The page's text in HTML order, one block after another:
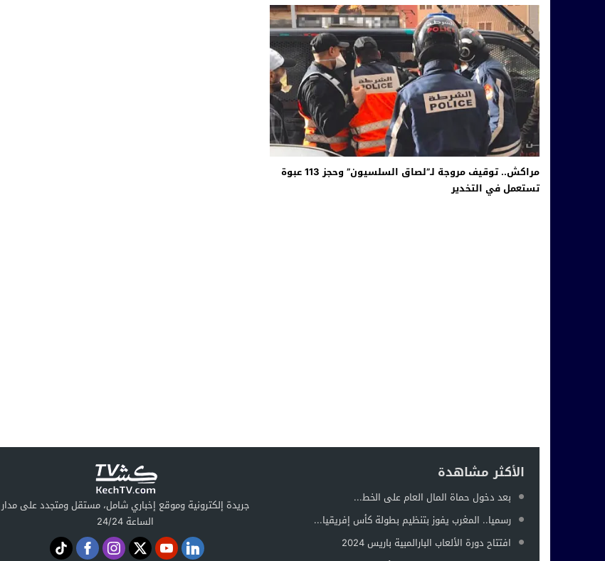
مراكش.. توقيف مروجة لـ”لصاق السلسيون” وحجز 113 عبوة
تستعمل في التخدير
الأكثر مشاهدة
بعد دخول حماة المال العام على الخط...
رسميا.. المغرب يفوز بتنظيم بطولة كأس إفريقيا...
افتتاح دورة الألعاب البارالمبية باريس 2024
جريدة إلكترونية وموقع إخباري شامل، مستقل ومتجدد على مدار
الساعة 24/24